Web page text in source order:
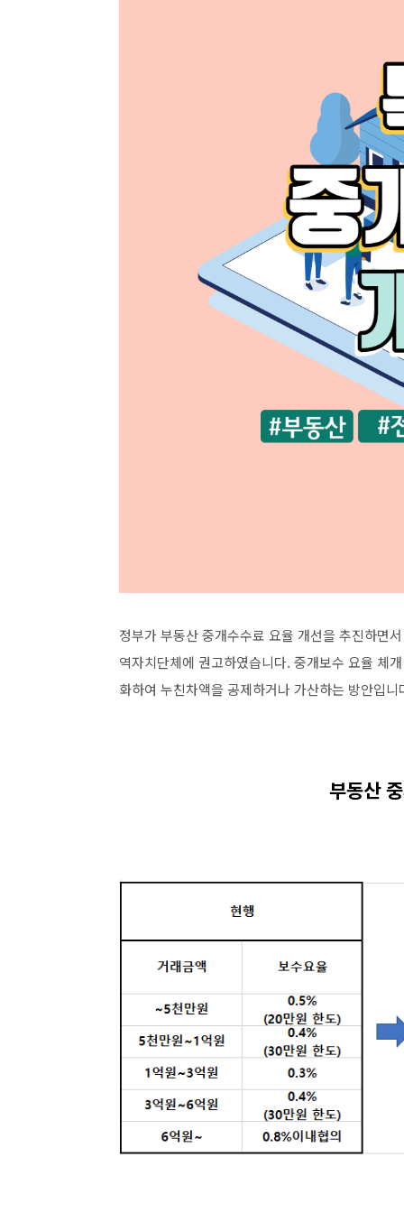
정부가 부동산 중개수수료 요율 개선을 추진하면
역자치단체에 권고하였습니다. 중개보수 요율 체
화하여 누친차액을 공제하거나 가산하는 방안입
부동산